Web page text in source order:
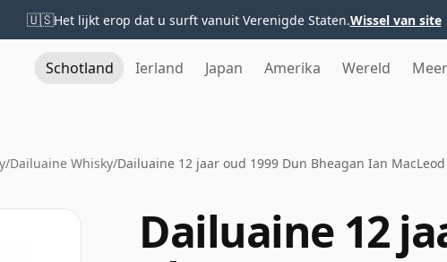
🇺🇸Het lijkt erop dat u surft vanuit Verenigde Staten.Wissel van site
Schotland Ierland Japan Amerika Wereld Meer
/Dailuaine Whisky/Dailuaine 12 jaar oud 1999 Dun Bheagan Ian MacLeod
Dailuaine 12